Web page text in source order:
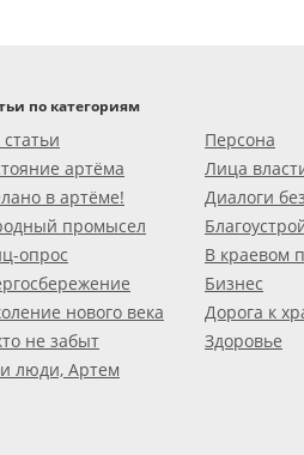
по категориям
статьи
артёма
в артёме!
промысел
опрос
нового века
не забыт
люди, Артем
Персона
Лица
Диалоги
В краевом
Бизнес
Дорога к
Здоровье